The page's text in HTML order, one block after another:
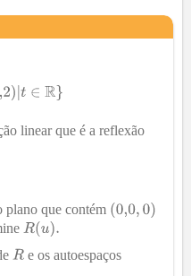
linear que é a reflexão
plano que contém
e os autoespaços